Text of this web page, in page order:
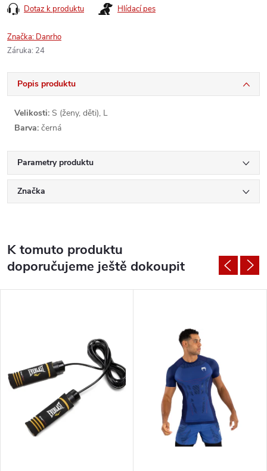
Dotaz k produktu Hlídací pes
Značka: Danrho
Záruka: 24
Popis produktu
Velikosti: S (ženy, děti), L
Barva: černá
Parametry produktu
Značka
K tomuto produktu
doporučujeme ještě dokoupit